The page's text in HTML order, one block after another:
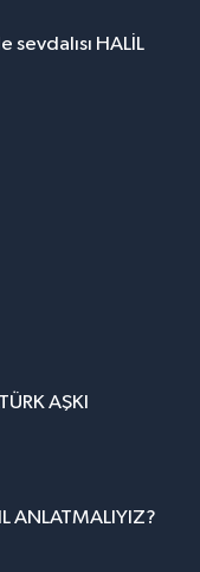
sevdalısı HALİL
AŞKI
ANLATMALIYIZ?